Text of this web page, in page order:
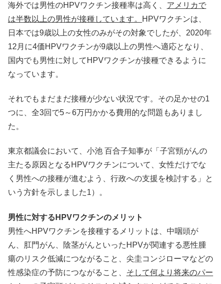
海外では男性のHPVワクチン接種率は高く、 アメリカで
は半数以上の男性が接種しています。
HPVワクチンは、
日本では9歳以上の女性のみがその対象でしたが、2020年
12月に4価HPVワクチンが9歳以上の男性へ適応となり、
国内でも男性に対してHPVワクチンが接種できるように
なっています。
それでもまだまだ接種が少ない状況です。その足かせの1
つに、全3回で5～6万円かかる費用的な問題もありまし
た。
東京都議会において、小池 百合子知事が「子宮頸がんの
主たる原因となるHPVワクチンについて、女性だけでな
く男性への接種が進むよう、行政への支援を検討する」と
いう方針を示しました1）。
男性に対するHPVワクチンのメリット
男性へHPVワクチンを接種するメリットは、中咽頭が
ん、肛門がん、陰茎がんといったHPVが関連する悪性腫
瘍のリスク低減につながること、尖圭コンジローマなどの
性感染症の予防につながること、 そして何より将来のパー